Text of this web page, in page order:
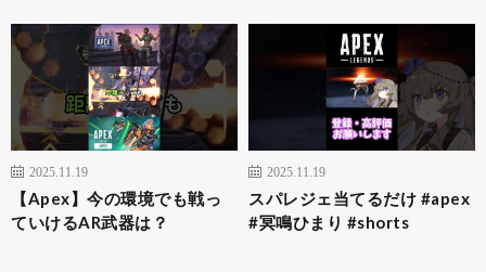
2025.11.19
【Apex】今の環境でも戦っ
ていけるAR武器は？
2025.11.19
スパレジェ当てるだけ #apex
#冥鳴ひまり #shorts